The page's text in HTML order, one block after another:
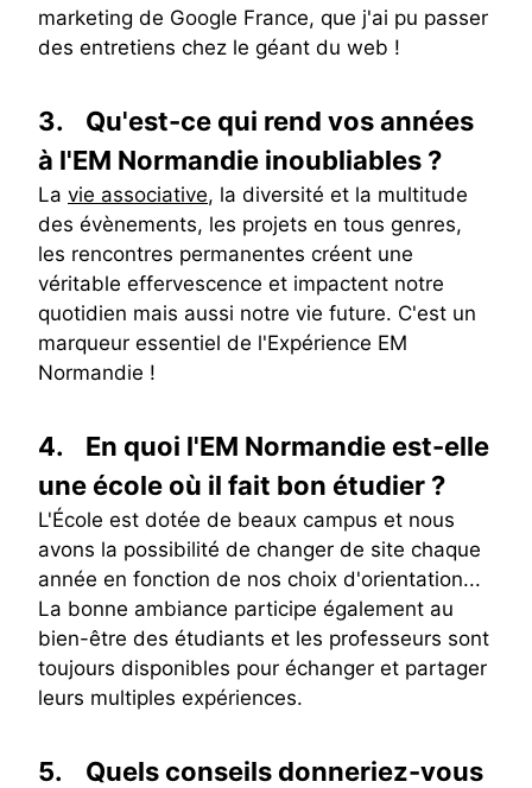
marketing de Google France, que j'ai pu passer
des entretiens chez le géant du web !
3.
Qu'est-ce qui rend vos années
à l'EM Normandie inoubliables ?
La vie associative, la diversité et la multitude
des évènements, les projets en tous genres,
les rencontres permanentes créent une
véritable effervescence et impactent notre
quotidien mais aussi notre vie future. C'est un
marqueur essentiel de l'Expérience EM
Normandie !
4.
En quoi l'EM Normandie est-elle
une école où il fait bon étudier ?
L'École est dotée de beaux campus et nous
avons la possibilité de changer de site chaque
année en fonction de nos choix d'orientation...
La bonne ambiance participe également au
bien-être des étudiants et les professeurs sont
toujours disponibles pour échanger et partager
leurs multiples expériences.
5.
Quels conseils donneriez-vous